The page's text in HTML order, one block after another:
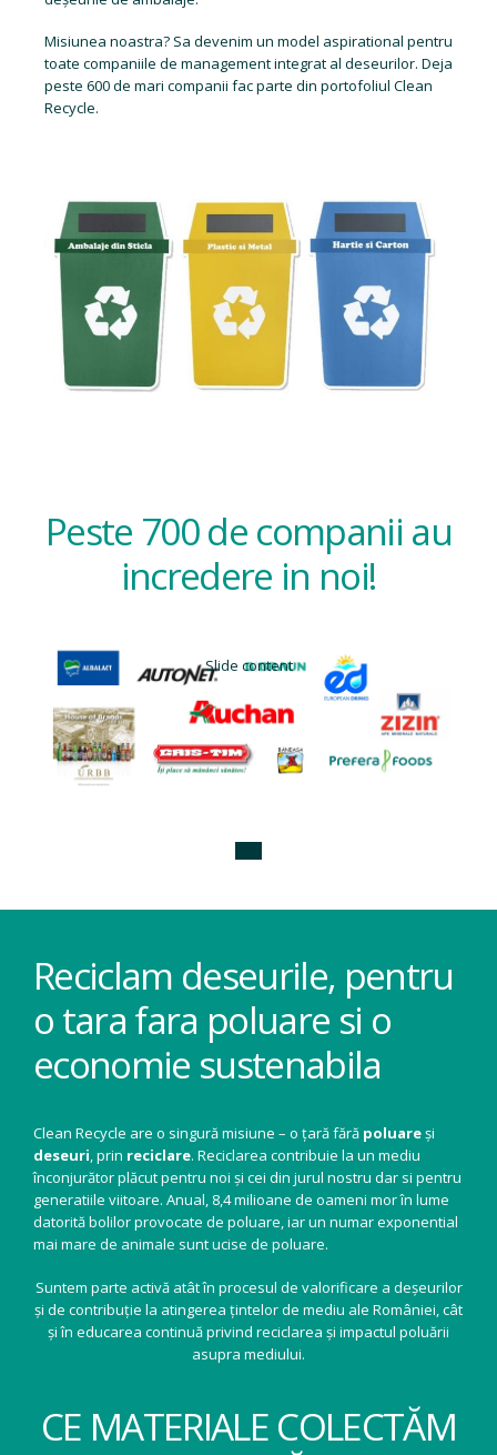
Misiunea noastra? Sa devenim un model aspirational pentru
toate companiile de management integrat al deseurilor. Deja
peste 600 de mari companii fac parte din portofoliul Clean
Recycle.
Peste 700 de companii au
incredere in noi!
Slide content
Reciclam deseurile, pentru
o tara fara poluare si o
economie sustenabila
Clean Recycle are o singură misiune – o țară fără poluareși
deseuri, prin reciclare. Reciclarea contribuie la un mediu
înconjurător plăcut pentru noi și cei din jurul nostru dar si pentru
generatiile viitoare. Anual, 8,4 milioane de oameni mor în lume
datorită bolilor provocate de poluare, iar un numar exponential
mai mare de animale sunt ucise de poluare.
Suntem parte activă atât în procesul de valorificare a deșeurilor
și de contribuție la atingerea țintelor de mediu ale României, cât
și în educarea continuă privind reciclarea și impactul poluării
asupra mediului.
CE MATERIALE COLECTĂM